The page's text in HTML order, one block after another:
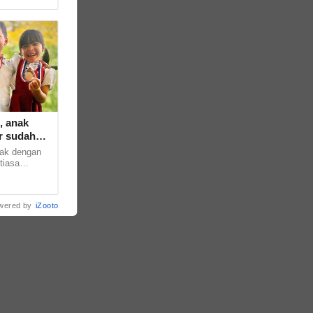
anak
sudah
dengan
by iZooto